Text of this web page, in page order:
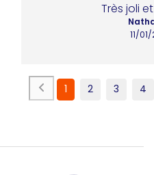
Très joli
11/
1 2 3 4